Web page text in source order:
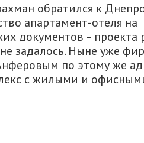
обратился к
апартамент-отеля на
документов – проекта
задалось. Ныне уже
по этому же
с жилыми и